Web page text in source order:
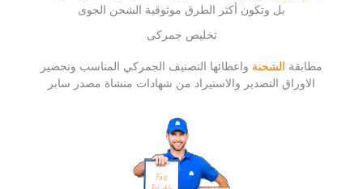
بل وتكون أكثر الطرق موثوقية الشحن الجوى
تخليص جمركى
مطابقة الشحنة واعطائها التصنيف الجمركي المناسب وتحضير
الاوراق التصدير والاستيراد من شهادات منشاة مصدر سابر